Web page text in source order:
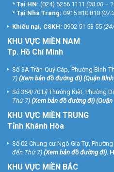
* Tại HN: (024) 6256 1111 (08:00 –
* Tại Nha Trang: 0915 810 810
Khiếu nại, CSKH: 0902 51 53 55
KHU VỰC MIỀN NAM
Tp. Hồ Chí Minh
Số 3A Trần Quý Cáp, Phường Bình
7) (Xem bản đồ đường đi) (Quận
Số 354/70 Lý Thường Kiệt, Phường
Thứ 7) (Xem bản đồ đường đi)
KHU VỰC MIỀN TRUNG
Tỉnh Khánh Hòa
Số 02 Chung cư Ngô Gia Tự,
đến Thứ 7) (Xem bản đồ đường đi).
KHU VỰC MIỀN BẮC